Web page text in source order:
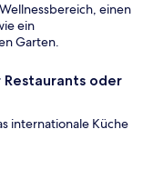
einen
ein
Garten.
oder
internationale Küche